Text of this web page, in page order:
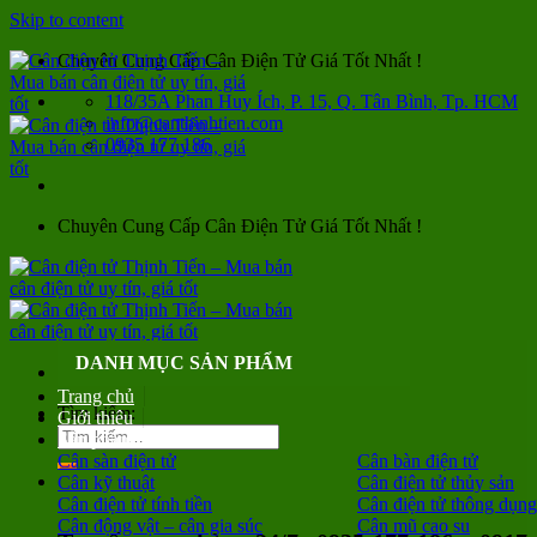
Skip to content
Chuyên Cung Cấp Cân Điện Tử Giá Tốt Nhất !
118/35A Phan Huy Ích, P. 15, Q. Tân Bình, Tp. HCM
info@canthinhtien.com
0935 177 186
Chuyên Cung Cấp Cân Điện Tử Giá Tốt Nhất !
Tìm kiếm:
DANH MỤC SẢN PHẨM
Trang chủ
Giới thiệu
Sản phẩm
Cân sàn điện tử
Cân bàn điện tử
Cân kỹ thuật
Cân điện tử thủy sản
Cân điện tử tính tiền
Cân điện tử thông dụng
Cân động vật – cân gia súc
Cân mũ cao su